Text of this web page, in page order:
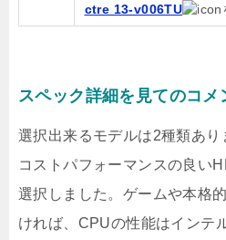
ctre 13-v006TU
スペック詳細を見てのコメ
選択出来るモデルは2種類あり
コストパフォーマンスの良い
選択しました。ゲームや本格
ければ、CPUの性能はイン